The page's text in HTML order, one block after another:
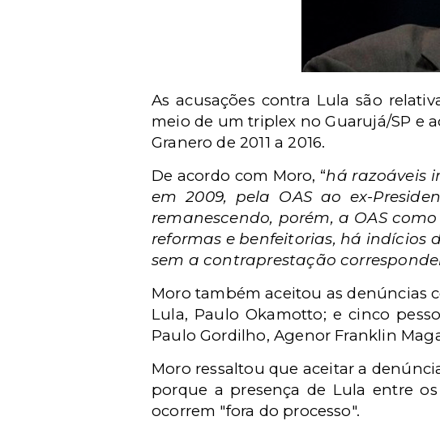
As acusações contra Lula são
meio de um triplex no Guarujá/SP e
Granero de 2011 a 2016.
De acordo com Moro, “há razoáveis
em 2009, pela OAS ao ex-
remanescendo, porém, a OAS
reformas e benfeitorias, há indícios
sem a contraprestação
Moro também aceitou as denúncias
Lula, Paulo Okamotto; e cinco
Paulo Gordilho, Agenor Franklin
Moro ressaltou que aceitar a
porque a presença de Lula entre
ocorrem "fora do processo".